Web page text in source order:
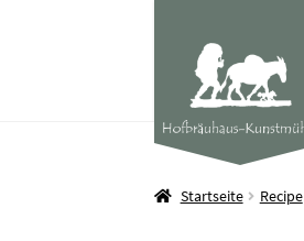
Startseite Recipe